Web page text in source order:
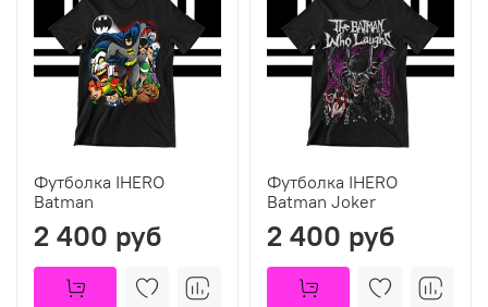
Футболка IHERO
Batman
2 400 руб
Футболка IHERO
Batman Joker
2 400 руб